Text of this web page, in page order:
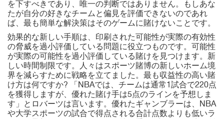
を下すべきであり、唯一の判断ではありません。もしあな
たが自分の好きなチームと偏見を評価できないのであれ
ば、最も簡単な解決策はそのゲームに賭けないことです。
効果的な新しい手順は、印刷された可能性が実際の有効性
の脅威を過小評価している問題に役立つものです。可能性
が実際の可能性を過小評価している賭けを見つけます。新
しい時間制限です。人々はスポーツ賭博の新しいホーム境
界を減らすために戦略を立てました。最も収益性の高い賭
け方は何ですか? 「NBAでは、チームは通常1試合で220点
を獲得しますが、優れた賭け手は5点のラインを予想しま
す」とロバーツは言います。優れたギャンブラーは、NBA
や大学スポーツの試合で得点される合計点数よりも低いラ